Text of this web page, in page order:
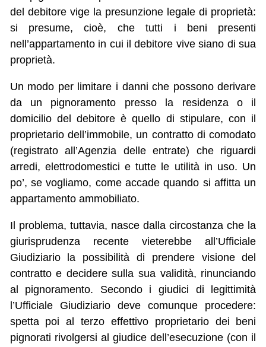
del debitore vige la presunzione legale di proprietà:
si presume, cioè, che tutti i beni presenti
nell’appartamento in cui il debitore vive siano di sua
proprietà.
Un modo per limitare i danni che possono derivare
da un pignoramento presso la residenza o il
domicilio del debitore è quello di stipulare, con il
proprietario dell’immobile, un contratto di comodato
(registrato all’Agenzia delle entrate) che riguardi
arredi, elettrodomestici e tutte le utilità in uso. Un
po’, se vogliamo, come accade quando si affitta un
appartamento ammobiliato.
Il problema, tuttavia, nasce dalla circostanza che la
giurisprudenza recente vieterebbe all’Ufficiale
Giudiziario la possibilità di prendere visione del
contratto e decidere sulla sua validità, rinunciando
al pignoramento. Secondo i giudici di legittimità
l’Ufficiale Giudiziario deve comunque procedere:
spetta poi al terzo effettivo proprietario dei beni
pignorati rivolgersi al giudice dell’esecuzione (con il